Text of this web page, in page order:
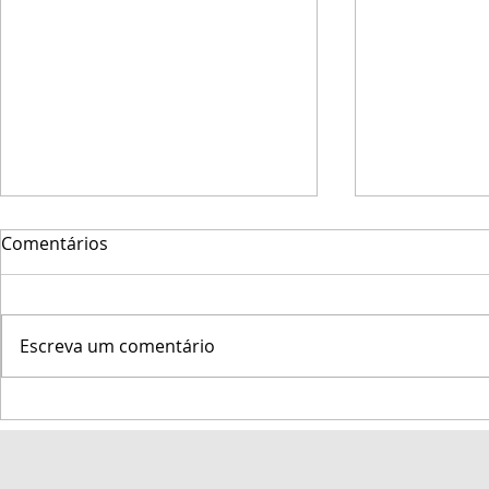
Marinha do Brasil promove
a 47ª Regata Marcílio Dias
Veleiro
Semana
Comentários
Escreva um comentário